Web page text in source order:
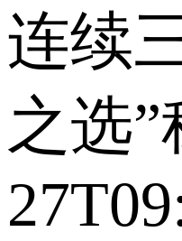
连续
之选”